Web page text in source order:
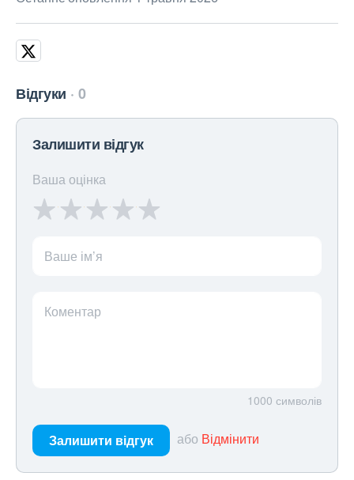
Відгуки 0
Залишити відгук
Ваша оцінка
Ваше ім’я
Коментар
1000 символів
Залишити відгук або Відмінити